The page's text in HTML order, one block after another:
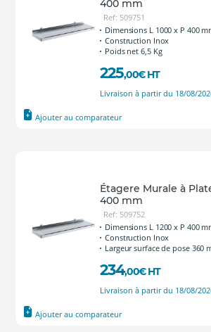
400 mm
Ref: 509751
Dimensions L 1000 x P 400
Construction Inox
Poids net 6,5 Kg
225,00€ HT
Livraison à partir du 18/08/
Ajouter au comparateur
Étagere Murale à
400 mm
Ref: 509752
Dimensions L 1200 x P 400
Construction Inox
Largeur surface de pose 360
234,00€ HT
Livraison à partir du 18/08/
Ajouter au comparateur